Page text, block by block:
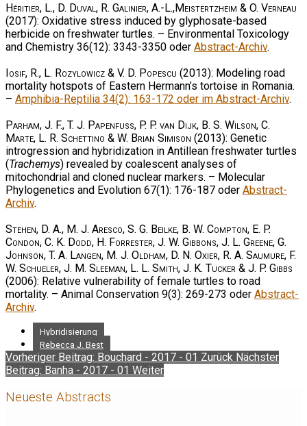
Héritier, L., D. Duval, R. Galinier, A.-L.,Meistertzheim & O. Verneau
(2017): Oxidative stress induced by glyphosate-based
herbicide on freshwater turtles. – Environmental Toxicology
and Chemistry 36(12): 3343-3350 oder Abstract-Archiv.
Iosif, R., L. Rozylowicz & V. D. Popescu (2013): Modeling road
mortality hotspots of Eastern Hermann’s tortoise in Romania.
– Amphibia-Reptilia 34(2): 163-172 oder im Abstract-Archiv.
Parham, J. F., T. J. Papenfuss, P. P. van Dijk, B. S. Wilson, C.
Marte, L. R. Schettino & W. Brian Simison (2013): Genetic
introgression and hybridization in Antillean freshwater turtles
(Trachemys) revealed by coalescent analyses of
mitochondrial and cloned nuclear markers. – Molecular
Phylogenetics and Evolution 67(1): 176-187 oder Abstract-
Archiv.
Stehen, D. A., M. J. Aresco, S. G. Beilke, B. W. Compton, E. P.
Condon, C. K. Dodd, H. Forrester, J. W. Gibbons, J. L. Greene, G.
Johnson, T. A. Langen, M. J. Oldham, D. N. Oxier, R. A. Saumure, F.
W. Schueler, J. M. Sleeman, L. L. Smith, J. K. Tucker & J. P. Gibbs
(2006): Relative vulnerability of female turtles to road
mortality. – Animal Conservation 9(3): 269-273 oder Abstract-
Archiv.
Hybridisierung
Rebecca J. Best
Vorheriger Beitrag: Bouchard - 2017 - 01 Zurück Nächster
Beitrag: Banha - 2017 - 01 Weiter
Neueste Abstracts